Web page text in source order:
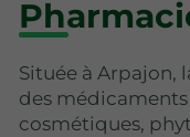
Située à Arpajon,
des
cosmétiques,